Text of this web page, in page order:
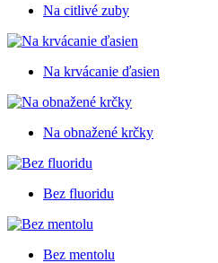
Na citlivé zuby
Na krvácanie ďasien
Na obnažené krčky
Bez fluoridu
Bez mentolu